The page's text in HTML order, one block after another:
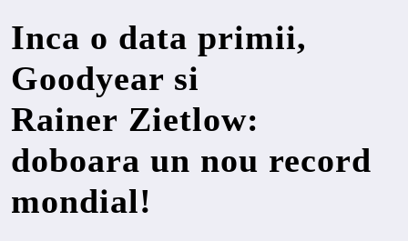
Inca o data primii,
Goodyear si
Rainer Zietlow:
doboara un nou record
mondial!